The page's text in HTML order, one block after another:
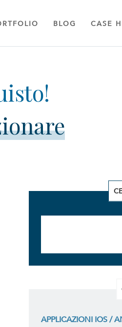
BLOG CASE
APPLICAZIONI IOS /